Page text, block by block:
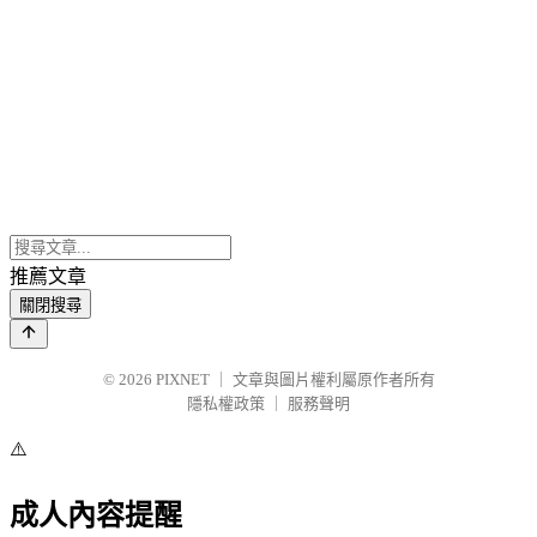
推薦文章
關閉搜尋
© 2026 PIXNET
文章與圖片權利屬原作者所有
隱私權政策
服務聲明
⚠️
成人內容提醒